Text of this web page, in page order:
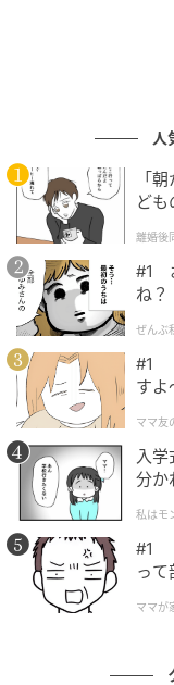
株式会社キュー
ただけるクイズ問
を主な業務とする
す。クイズに関
ださい。
次の記事
【脳ト
9」を
人
「
ども
離婚後
#1
ね
ぜんぶ
#1
すよ
ママ友
入
分か
私はモ
#1
って
ママが